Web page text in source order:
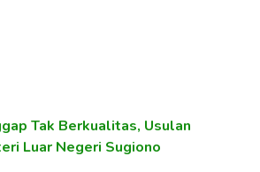
Tak Berkualitas, Usulan
Luar Negeri Sugiono